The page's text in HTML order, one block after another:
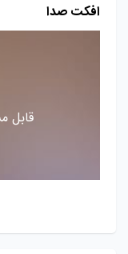
افکت صدا
قابل